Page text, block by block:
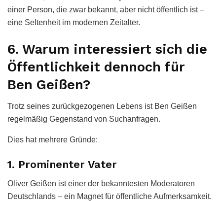
einer Person, die zwar bekannt, aber nicht öffentlich ist –
eine Seltenheit im modernen Zeitalter.
6. Warum interessiert sich die
Öffentlichkeit dennoch für
Ben Geißen?
Trotz seines zurückgezogenen Lebens ist Ben Geißen
regelmäßig Gegenstand von Suchanfragen.
Dies hat mehrere Gründe:
1. Prominenter Vater
Oliver Geißen ist einer der bekanntesten Moderatoren
Deutschlands – ein Magnet für öffentliche Aufmerksamkeit.